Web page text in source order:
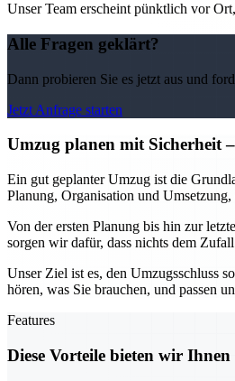
Unser Team erscheint pünktlich vor
Alle Fragen geklärt?
Dann probieren Sie es jetzt aus und
Jetzt Anfrage starten
Umzug planen mit Sicherheit
Ein gut geplanter Umzug ist die
Planung, Organisation und
Von der ersten Planung bis hin zur
sorgen wir dafür, dass nichts dem
Unser Ziel ist es, den Umzugsschluss
hören, was Sie brauchen, und passen
Features
Diese Vorteile bieten wir Ihnen